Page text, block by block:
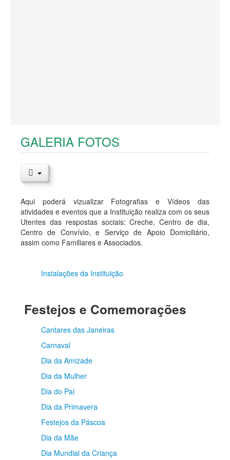
GALERIA FOTOS
Aqui poderá vizualizar Fotografias e Vídeos das
atividades e eventos que a Instituição realiza com os seus
Utentes das respostas sociais: Creche, Centro de dia,
Centro de Convívio, e Serviço de Apoio Domiciliário,
assim como Familiares e Associados.
Instalações da Instituição
Festejos e Comemorações
Cantares das Janeiras
Carnaval
Dia da Amizade
Dia da Mulher
Dia do Pai
Dia da Primavera
Festejos da Páscoa
Dia da Mãe
Dia Mundial da Criança